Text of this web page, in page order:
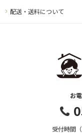
お
受付時間
配送・送料について